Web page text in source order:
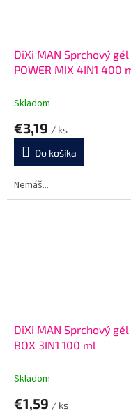
DiXi MAN Sprchový gél
POWER MIX 4IN1 400
Skladom
€3,19 / ks
Do košíka
Nemáš...
DiXi MAN Sprchový gél
BOX 3IN1 100 ml
Skladom
€1,59 / ks